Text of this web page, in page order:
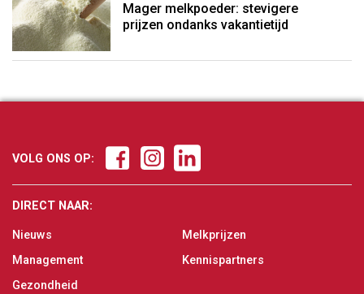
Mager melkpoeder: stevigere
prijzen ondanks vakantietijd
VOLG ONS OP:
DIRECT NAAR:
Nieuws
Management
Gezondheid
Melkprijzen
Kennispartners